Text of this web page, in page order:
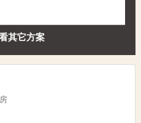
其它方案
房